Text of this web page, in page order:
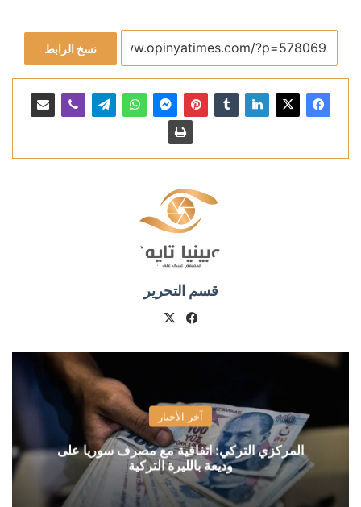
نسخ الرابط
قسم التحرير
فيسبوك
آخر الأخبار
المركزي التركي: اتفاقية مع مصرف سوريا على
وديعة بالليرة التركية